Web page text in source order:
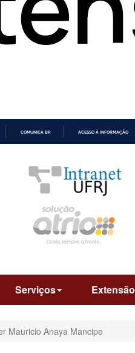
COMUNICA BR ACESSO À INFORMAÇÃO
Serviços Extensão
Mauricio Anaya Mancipe